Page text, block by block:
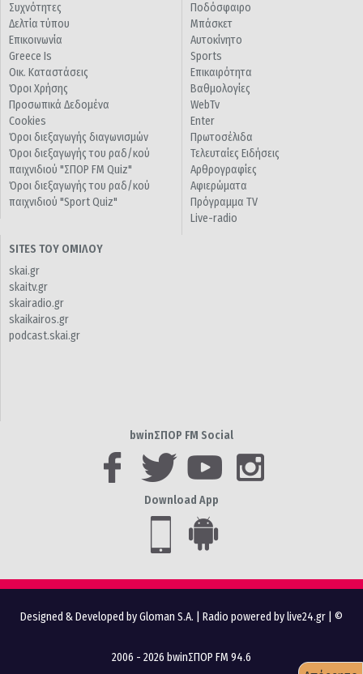
Συχνότητες
Δελτία τύπου
Επικοινωνία
Greece Is
Οικ. Καταστάσεις
Όροι Χρήσης
Προσωπικά Δεδομένα
Cookies
Όροι διεξαγωγής διαγωνισμών
Όροι διεξαγωγής του ραδ/κού
παιχνιδιού "ΣΠΟΡ FM Quiz"
Όροι διεξαγωγής του ραδ/κού
παιχνιδιού "Sport Quiz"
Ποδόσφαιρο
Μπάσκετ
Αυτοκίνητο
Sports
Επικαιρότητα
Βαθμολογίες
WebTv
Enter
Πρωτοσέλιδα
Τελευταίες Ειδήσεις
Αρθρογραφίες
Αφιερώματα
Πρόγραμμα TV
Live-radio
SITES ΤΟΥ ΟΜΙΛΟΥ
skai.gr
skaitv.gr
skairadio.gr
skaikairos.gr
podcast.skai.gr
bwinΣΠΟΡ FM Social
Download App
Designed & Developed by Gloman S.A. Radio powered by live24.gr | ©
2006 - 2026 bwinΣΠΟΡ FM 94.6